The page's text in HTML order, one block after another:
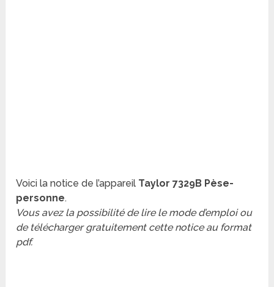
Voici la notice de l’appareil Taylor 7329B Pèse-
personne.
Vous avez la possibilité de lire le mode d’emploi ou
de télécharger gratuitement cette notice au format
pdf.